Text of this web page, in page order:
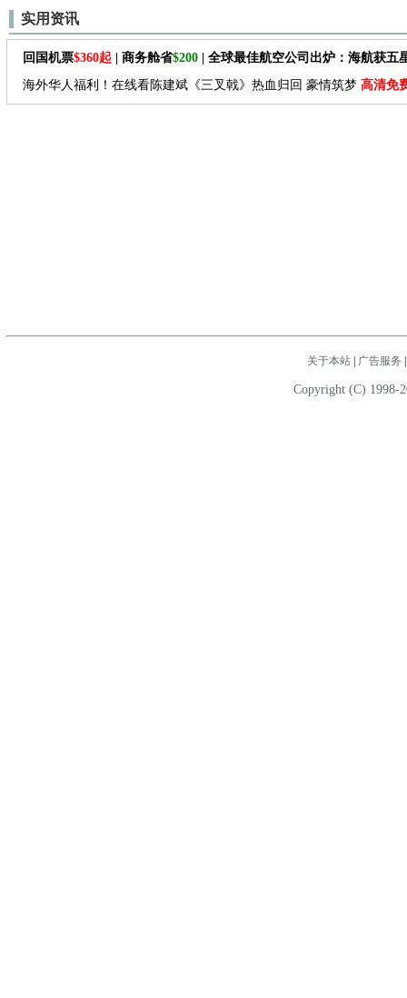
实用资讯
回国机票$360起 | 商务舱省$200 | 全球最佳航空公司出炉：海航获五
海外华人福利！在线看陈建斌《三叉戟》热血归回 豪情筑梦 高清免
关于本站| 广告服务
Copyright (C) 1998-